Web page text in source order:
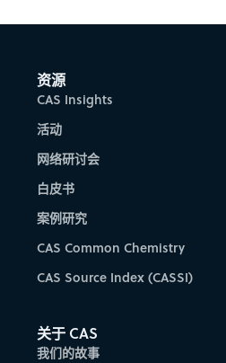
资源
CAS Insights
活动
网络研讨会
白皮书
案例研究
CAS Common Chemistry
CAS Source Index (CASSI)
关于 CAS
我们的故事